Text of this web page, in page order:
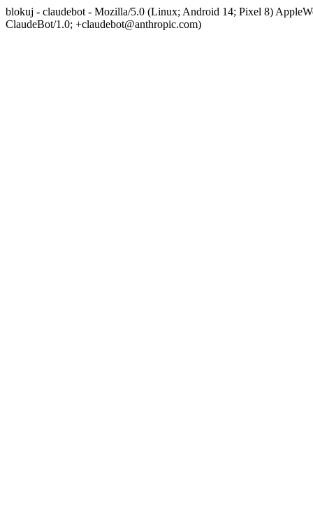
blokuj - claudebot - Mozilla/5.0 (Linux; Android 14; Pixel 8)
ClaudeBot/1.0; +claudebot@anthropic.com)